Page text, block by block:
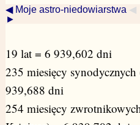
◀ Moje astro-niedowiarstwa ◀
►
19 lat = 6 939,602 dni
235 miesięcy
939,688 dni
254 miesięcy